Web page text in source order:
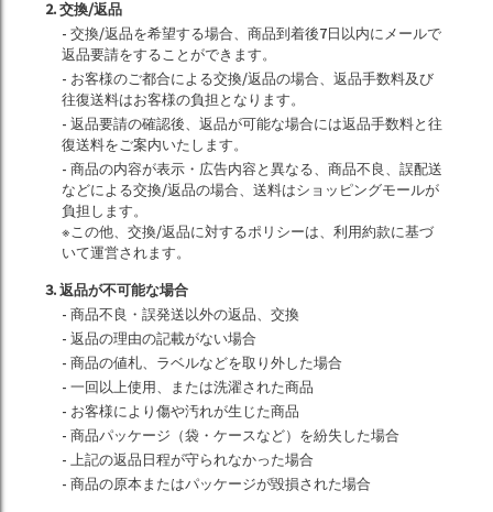
2. 交換/返品
- 交換/返品を希望する場合、商品到着後7日以内にメールで
返品要請をすることができます。
- お客様のご都合による交換/返品の場合、返品手数料及び
往復送料はお客様の負担となります。
- 返品要請の確認後、返品が可能な場合には返品手数料と往
復送料をご案内いたします。
- 商品の内容が表示・広告内容と異なる、商品不良、誤配送
などによる交換/返品の場合、送料はショッピングモールが
負担します。
※この他、交換/返品に対するポリシーは、利用約款に基づ
いて運営されます。
3. 返品が不可能な場合
- 商品不良・誤発送以外の返品、交換
- 返品の理由の記載がない場合
- 商品の値札、ラベルなどを取り外した場合
- 一回以上使用、または洗濯された商品
- お客様により傷や汚れが生じた商品
- 商品パッケージ（袋・ケースなど）を紛失した場合
- 上記の返品日程が守られなかった場合
- 商品の原本またはパッケージが毀損された場合